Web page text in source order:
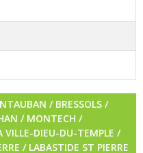
/ BRESSOLS /
/ MONTECH /
VILLE-DIEU-DU-TEMPLE /
/ LABASTIDE ST PIERRE